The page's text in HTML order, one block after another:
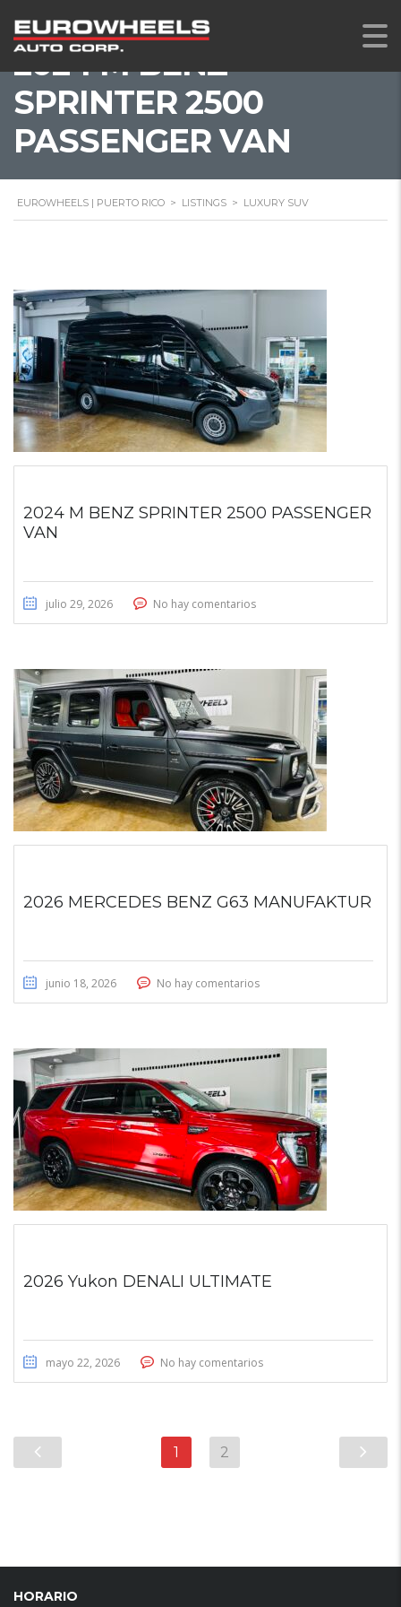
2024 M BENZ
SPRINTER 2500
PASSENGER VAN
EUROWHEELS | PUERTO RICO > LISTINGS > LUXURY SUV
2024 M BENZ SPRINTER 2500 PASSENGER
VAN
julio 29, 2026 No hay comentarios
2026 MERCEDES BENZ G63 MANUFAKTUR
junio 18, 2026 No hay comentarios
2026 Yukon DENALI ULTIMATE
mayo 22, 2026 No hay comentarios
1 2
HORARIO